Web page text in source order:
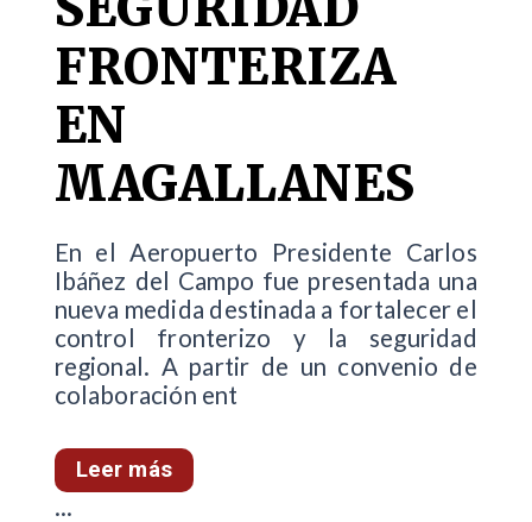
FRONTERIZA
EN
MAGALLANES
En el Aeropuerto Presidente Carlos
Ibáñez del Campo fue presentada una
nueva medida destinada a fortalecer el
control fronterizo y la seguridad
regional. A partir de un convenio de
colaboración ent
Leer más
...